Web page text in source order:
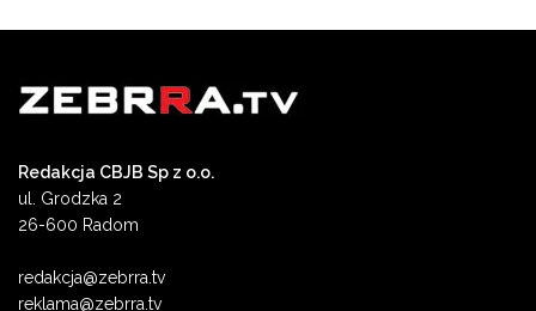
Redakcja CBJB Sp z o.o.
ul. Grodzka 2
26-600 Radom
redakcja@zebrra.tv
reklama@zebrra.tv